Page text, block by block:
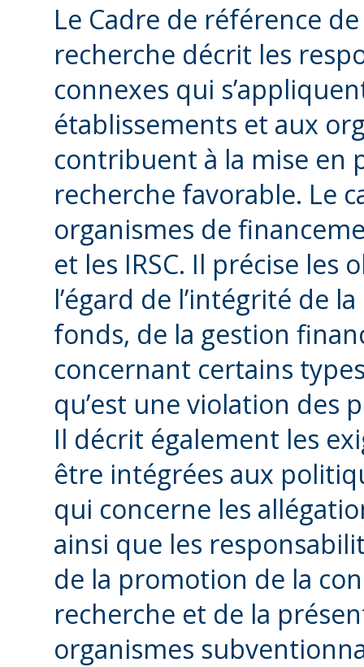
Le Cadre de référence
recherche décrit les
connexes qui
établissements et aux
contribuent à la mise en
recherche favorable. Le
organismes de
et les IRSC. Il précise les
l’égard de l’intégrité de
fonds, de la gestion
concernant certains
qu’est une violation des
Il décrit également les
être intégrées aux
qui concerne les
ainsi que les
de la promotion de la
recherche et de la
organismes